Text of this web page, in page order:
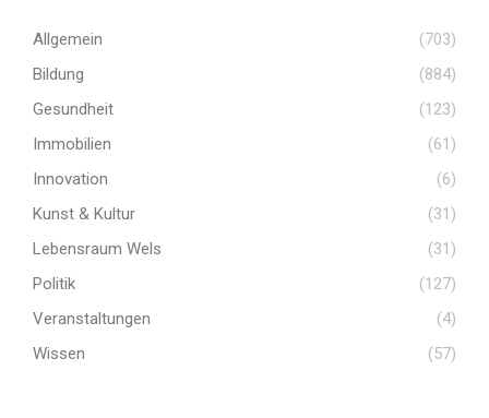
Allgemein
(703)
Bildung
(884)
Gesundheit
(123)
Immobilien
(61)
Innovation
(6)
Kunst & Kultur
(31)
Lebensraum Wels
(31)
Politik
(127)
Veranstaltungen
(4)
Wissen
(57)